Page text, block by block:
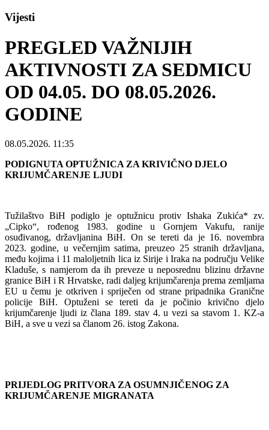
Vijesti
PREGLED VAŽNIJIH
AKTIVNOSTI ZA SEDMICU
OD 04.05. DO 08.05.2026.
GODINE
08.05.2026. 11:35
PODIGNUTA OPTUŽNICA ZA KRIVIČNO DJELO
KRIJUMČARENJE LJUDI
Tužilaštvo BiH podiglo je optužnicu protiv Ishaka Zukića* zv.
„Cipko“, rođenog 1983. godine u Gornjem Vakufu, ranije
osuđivanog, državljanina BiH. On se tereti da je 16. novembra
2023. godine, u večernjim satima, preuzeo 25 stranih državljana,
među kojima i 11 maloljetnih lica iz Sirije i Iraka na području Velike
Kladuše, s namjerom da ih preveze u neposrednu blizinu državne
granice BiH i R Hrvatske, radi daljeg krijumčarenja prema zemljama
EU u čemu je otkriven i spriječen od strane pripadnika Granične
policije BiH. Optuženi se tereti da je počinio krivično djelo
krijumčarenje ljudi iz člana 189. stav 4. u vezi sa stavom 1. KZ-a
BiH, a sve u vezi sa članom 26. istog Zakona.
PRIJEDLOG PRITVORA ZA OSUMNJIČENOG ZA
KRIJUMČARENJE MIGRANATA